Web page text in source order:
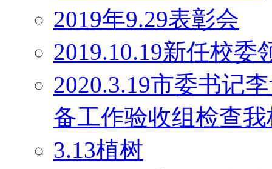
2019年9.29表彰会
2019.10.19新任校委
2020.3.19市委书记
备工作验收组检查我
3.13植树